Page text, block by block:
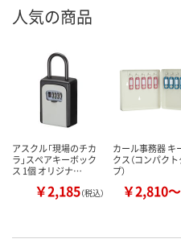
人気の商品
アスクル「現場のチカ
ラ」スペアキーボック
ス 1個 オリジナ…
￥2,185（税込）
カール事務器 キ
クス（コンパク
プ）
￥2,810～